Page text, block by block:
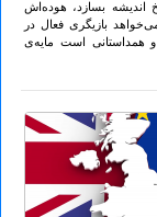
اندیشه بسازد، هوده‌اش
بازیگری فعال در
و همداستانی است مایه‌ی